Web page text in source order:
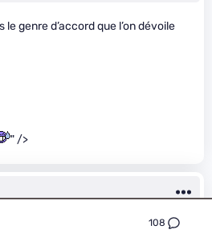
108
le genre d’accord que l’on dévoile
" />
depuis quelques années… Microsoft